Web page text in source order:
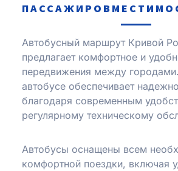
Автобусный маршрут Кривой
предлагает комфортное и
передвижения между
автобусе обеспечивает
благодаря современным
регулярному техническому
Автобусы оснащены всем
комфортной поездки, включая